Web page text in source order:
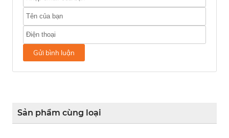
Gửi bình luận
Sản phẩm cùng loại